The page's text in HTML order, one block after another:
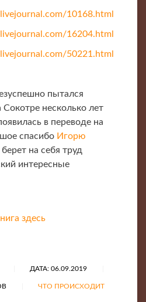
10168.html
16204.html
50221.html
пытался
Сокотре несколько лет
в переводе на
спасибо Игорю
на себя труд
интересные
здесь
ДАТА: 06.09.2019
ЧТО ПРОИСХОДИТ